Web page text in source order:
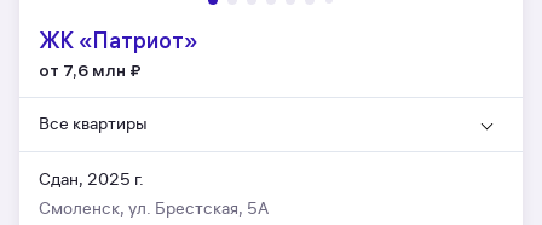
ЖК «Патриот»
от 7,6 млн ₽
Все квартиры
Сдан, 2025 г.
Смоленск, ул. Брестская, 5А